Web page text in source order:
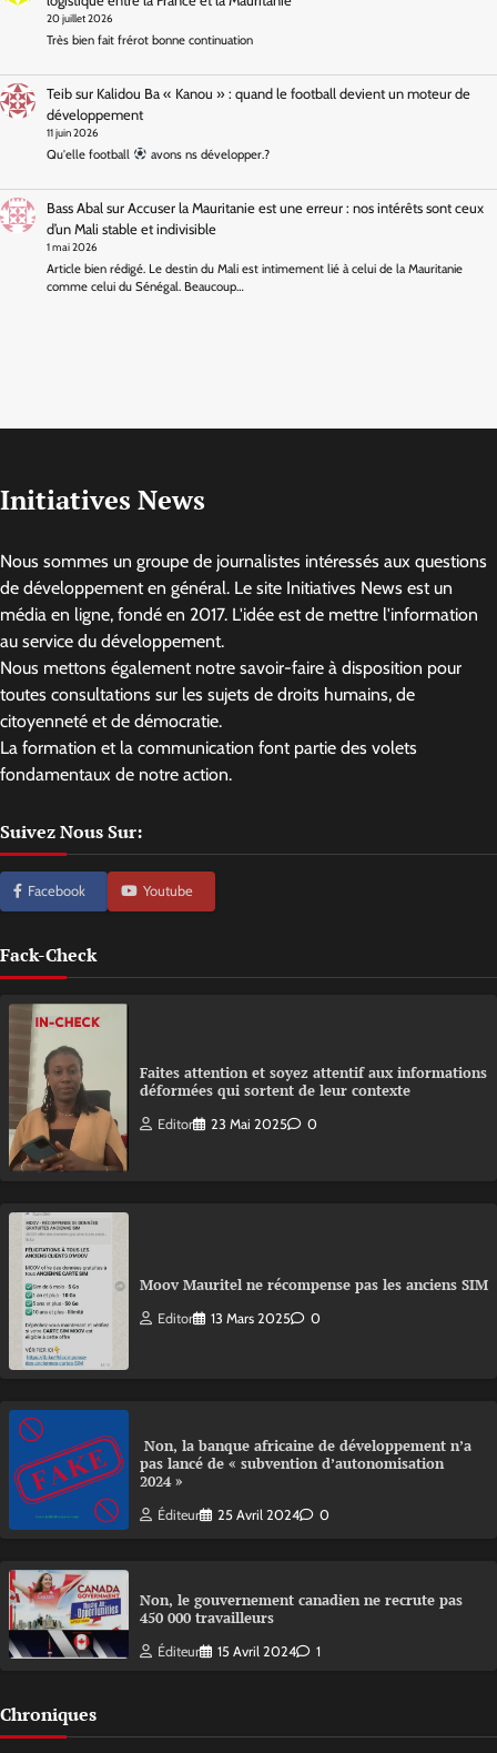
20 juillet 2026
Très bien fait frérot bonne continuation
Teibsur Kalidou Ba « Kanou » : quand le football devient un moteur de
développement
11 juin 2026
Qu'elle football avons ns développer.?
Bass Abal sur Accuser la Mauritanie est une erreur : nos intérêts sont ceux
d’un Mali stable et indivisible
1 mai 2026
Article bien rédigé. Le destin du Mali est intimement lié à celui de la Mauritanie
comme celui du Sénégal. Beaucoup…
Initiatives News
Nous sommes un groupe de journalistes intéressés aux questions
de développement en général. Le site Initiatives News est un
média en ligne, fondé en 2017. L'idée est de mettre l'information
au service du développement.
Nous mettons également notre savoir-faire à disposition pour
toutes consultations sur les sujets de droits humains, de
citoyenneté et de démocratie.
La formation et la communication font partie des volets
fondamentaux de notre action.
Suivez Nous Sur:
Facebook Youtube
Fack-Check
Faites attention et soyez attentif aux informations
déformées qui sortent de leur contexte
Editor 23 Mai 2025 0
Moov Mauritel ne récompense pas les anciens SIM
Editor 13 Mars 2025 0
Non, la banque africaine de développement n’a
pas lancé de « subvention d’autonomisation
2024 »
Éditeur 25 Avril 2024 0
Non, le gouvernement canadien ne recrute pas
450 000 travailleurs
Éditeur 15 Avril 2024 1
Chroniques